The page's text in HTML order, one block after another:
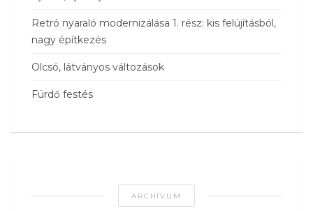
Retró nyaraló modernizálása 1. rész: kis felújításból,
nagy építkezés
Olcsó, látványos változások
Fürdő festés
ARCHÍVUM